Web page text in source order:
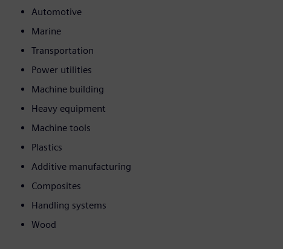
Automotive
Marine
Transportation
Power utilities
Machine building
Heavy equipment
Machine tools
Plastics
Additive manufacturing
Composites
Handling systems
Wood